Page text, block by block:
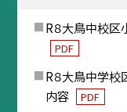
R８大鳥中校区
PDF
R８大鳥中学校
内容
PDF